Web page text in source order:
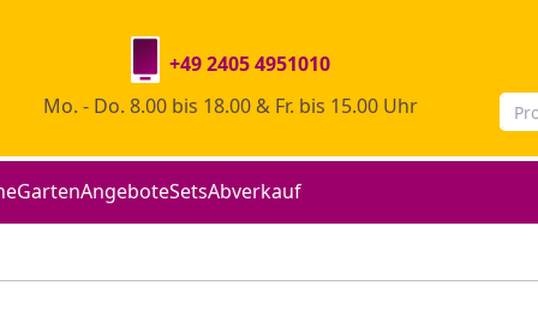
+49 2405 4951010
Mo. - Do. 8.00 bis 18.00 & Fr. bis 15.00 Uhr
GartenAngeboteSetsAbverkauf